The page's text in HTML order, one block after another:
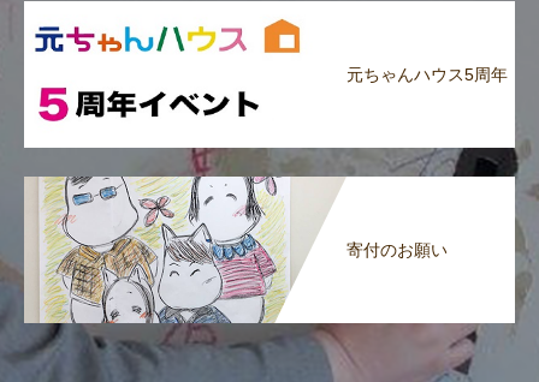
元ちゃんハウス5周年
寄付のお願い